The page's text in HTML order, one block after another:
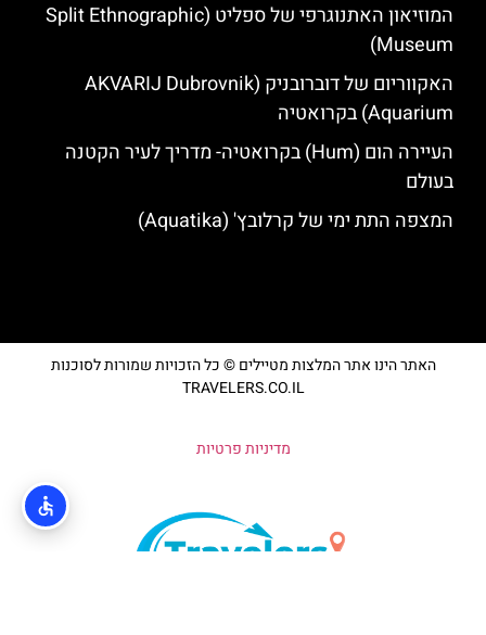
המוזיאון האתנוגרפי של ספליט (Split Ethnographic
Museum)
האקווריום של דוברובניק (AKVARIJ Dubrovnik
Aquarium) בקרואטיה
העיירה הום (Hum) בקרואטיה- מדריך לעיר הקטנה
בעולם
המצפה התת ימי של קרלובץ' (Aquatika)
האתר הינו אתר המלצות מטיילים © כל הזכויות שמורות לסוכנות
TRAVELERS.CO.IL
מדיניות פרטיות